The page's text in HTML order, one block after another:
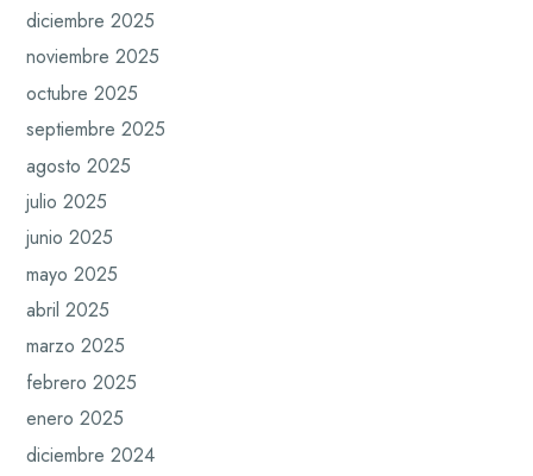
diciembre 2025
noviembre 2025
octubre 2025
septiembre 2025
agosto 2025
julio 2025
junio 2025
mayo 2025
abril 2025
marzo 2025
febrero 2025
enero 2025
diciembre 2024